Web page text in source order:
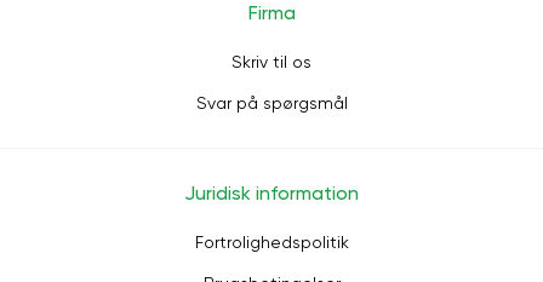
Firma
Skriv til os
Svar på spørgsmål
Juridisk information
Fortrolighedspolitik